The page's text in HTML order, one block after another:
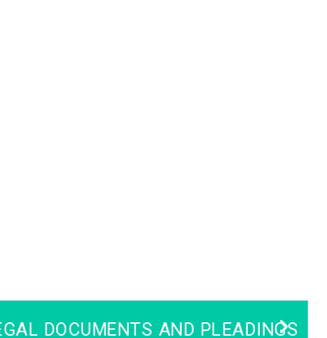
DOCUMENTS AND PLEADINGS